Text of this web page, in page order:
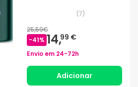
(7)
25,59€
-41% 14,99 €
Envio em 24-72h
Adicionar